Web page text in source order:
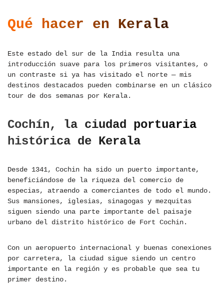
Qué hacer en Kerala
Este estado del sur de la India resulta una
introducción suave para los primeros visitantes, o
un contraste si ya has visitado el norte — mis
destinos destacados pueden combinarse en un clásico
tour de dos semanas por Kerala.
Cochín, la ciudad portuaria
histórica de Kerala
Desde 1341, Cochin ha sido un puerto importante,
beneficiándose de la riqueza del comercio de
especias, atraendo a comerciantes de todo el mundo.
Sus mansiones, iglesias, sinagogas y mezquitas
siguen siendo una parte importante del paisaje
urbano del distrito histórico de Fort Cochin.
Con un aeropuerto internacional y buenas conexiones
por carretera, la ciudad sigue siendo un centro
importante en la región y es probable que sea tu
primer destino.